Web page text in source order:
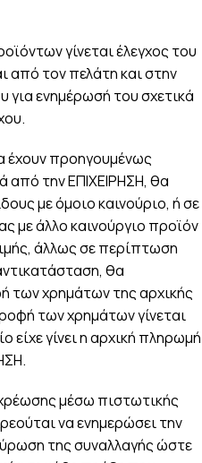
γίνεται έλεγχος του
από τον πελάτη και στην
για ενημέρωσή του σχετικά
έχουν προηγουμένως
από την ΕΠΙΧΕΙΡΗΣΗ, θα
με όμοιο καινούριο, ή σε
με άλλο καινούργιο προϊόν
άλλως σε περίπτωση
θα
των χρημάτων της αρχικής
των χρημάτων γίνεται
είχε γίνει η αρχική πληρωμή
μέσω πιστωτικής
να ενημερώσει την
της συναλλαγής ώστε